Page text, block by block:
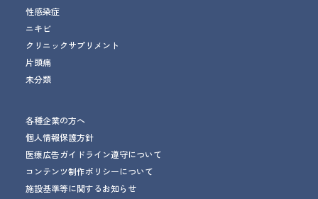
性感染症
ニキビ
クリニックサプリメント
片頭痛
未分類
各種企業の方へ
個人情報保護方針
医療広告ガイドライン遵守について
コンテンツ制作ポリシーについて
施設基準等に関するお知らせ